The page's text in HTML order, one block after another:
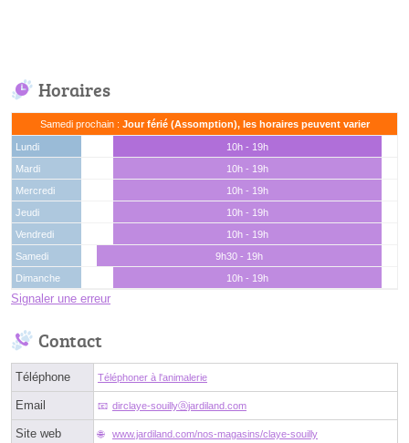
Horaires
Samedi prochain : Jour férié (Assomption), les horaires peuvent varier
Lundi
10h - 19h
Mardi
10h - 19h
Mercredi
10h - 19h
Jeudi
10h - 19h
Vendredi
10h - 19h
Samedi
9h30 - 19h
Dimanche
10h - 19h
Signaler une erreur
Contact
Téléphone Téléphoner à l'animalerie
Email dirclaye-souillyⓐjardiland.com
Site web www.jardiland.com/nos-magasins/claye-souilly